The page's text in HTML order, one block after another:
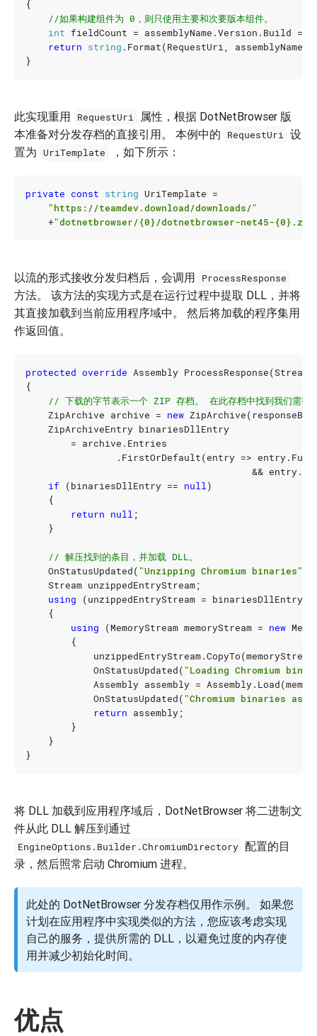
{
//如果构建组件为 0，则只使用主要和次要版本组件。
int fieldCount = assemblyName .Version . Build ==
return string . Format(RequestUri, assemblyName
}
此实现重用 RequestUri
属性，根据 DotNetBrowser 版
本准备对分发存档的直接引用。 本例中的
RequestUri 设
置为 UriTemplate ，如下所示：
private const string UriTemplate =
"https://teamdev.download/downloads/"
+"dotnetbrowser/{0}/dotnetbrowser-net45-
以流的形式接收分发归档后，会调用 ProcessResponse
方法。 该方法的实现方式是在运行过程中提取 DLL，并将
其直接加载到当前应用程序域中。 然后将加载的程序集用
作返回值。
protected override Assembly ProcessResponse(Stream
{
// 下载的字节表示一个 ZIP 存档。 在此存档中找到我们需要
ZipArchive archive = new ZipArchive(
ZipArchiveEntry binariesDllEntry
= archive . Entries
. FirstOrDefault(entry => entry.
&& entry.
if (binariesDllEntry == null)
{
return null ;
}
// 解压找到的条目，并加载 DLL。
OnStatusUpdated( "Unzipping Chromium binaries"
Stream unzippedEntryStream;
using
(unzippedEntryStream = binariesDllEntry
{
using
(MemoryStream memoryStream = new
{
unzippedEntryStream.CopyTo(memoryStream
OnStatusUpdated( "Loading Chromium
Assembly assembly = Assembly. Load(
OnStatusUpdated( "Chromium binaries
return assembly;
}
}
}
将 DLL 加载到应用程序域后，DotNetBrowser 将二进制文
件从此 DLL 解压到通过
EngineOptions.Builder.ChromiumDirectory 配置的目
录，然后照常启动 Chromium 进程。
此处的 DotNetBrowser 分发存档仅用作示例。 如果您
计划在应用程序中实现类似的方法，您应该考虑实现
自己的服务，提供所需的 DLL，以避免过度的内存使
用并减少初始化时间。
优点